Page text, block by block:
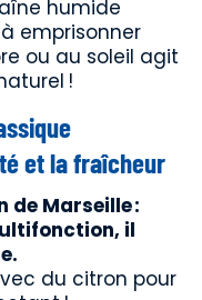
humide
emprisonner
ou au soleil agit
!
et la fraîcheur
de Marseille :
il
du citron pour